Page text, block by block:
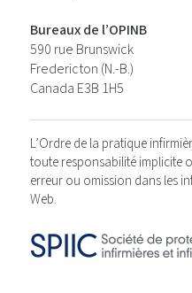
Bureaux de l’OPINB
590 rue Brunswick
Fredericton (N.-B.)
Canada E3B 1H5
L’Ordre de la pratique
toute responsabilité implicite
erreur ou omission dans les
Web.